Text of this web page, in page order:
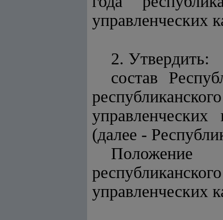
управленческих
2. Утвердить:
состав
(далее -
Положение
управленческих